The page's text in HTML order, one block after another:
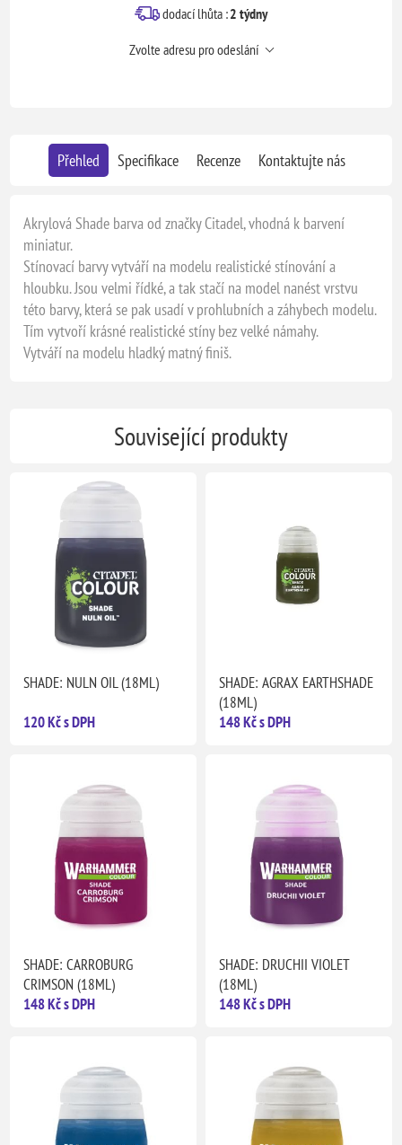
dodací lhůta :2 týdny
Zvolte adresu pro odeslání
Přehled Specifikace Recenze Kontaktujte nás
Akrylová Shade barva od značky Citadel, vhodná k barvení
miniatur.
Stínovací barvy vytváří na modelu realistické stínování a
hloubku. Jsou velmi řídké, a tak stačí na model nanést vrstvu
této barvy, která se pak usadí v prohlubních a záhybech modelu.
Tím vytvoří krásné realistické stíny bez velké námahy.
Vytváří na modelu hladký matný finiš.
Související produkty
SHADE: NULN OIL (18ML)
120 Kč s DPH
SHADE: AGRAX EARTHSHADE
(18ML)
148 Kč s DPH
SHADE: CARROBURG
CRIMSON (18ML)
148 Kč s DPH
SHADE: DRUCHII VIOLET
(18ML)
148 Kč s DPH